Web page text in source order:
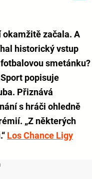
začala. A
historický vstup
smetánku?
popisuje
Přiznává
s hráči ohledně
„Z některých
Los Chance Ligy